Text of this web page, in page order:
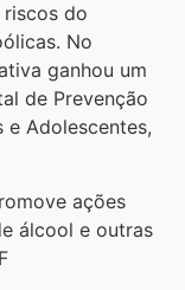
do
No
ganhou um
de Prevenção
Adolescentes,
ações
álcool e outras